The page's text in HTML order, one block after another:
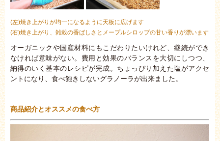
(左)焼き上がりが均一になるように天板に広げます
(右)焼き上がり、雑穀の香ばしさとメープルシロップの甘い香りが漂います
オーガニックや国産材料にもこだわりたいけれど、継続ができ
なければ意味がない。費用と効果のバランスを大切にしつつ、
納得のいく基本のレシピが完成。ちょっぴり加えた塩がアクセ
ントになり、食べ飽きしないグラノーラが出来ました。
商品紹介とオススメの食べ方